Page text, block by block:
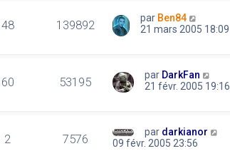
48 139892 par Ben84
21 mars 2005 18:09
60 53195 par DarkFan
21 févr. 2005 19:16
2 7576 par darkianor
09 févr. 2005 23:56